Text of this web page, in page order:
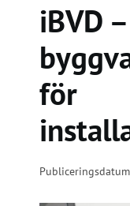
iBVD
för